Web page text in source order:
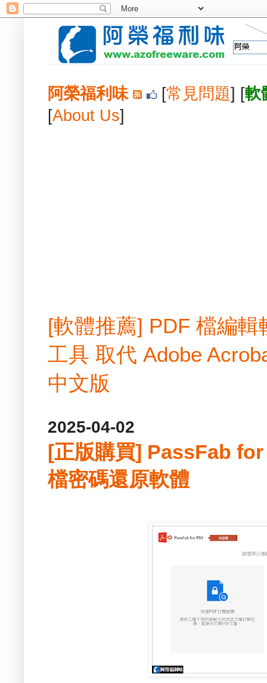
阿榮福利味 [常見問題] [軟
[About Us]
[軟體推薦] PDF 檔編
工具 取代 Adobe
中文版
2025-04-02
[正版購買] PassFab
檔密碼還原軟體